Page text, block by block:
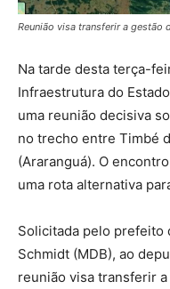
Reunião visa transferir a gestão
Na tarde desta terça-
Infraestrutura do
uma reunião decisiva
no trecho entre Timbé
(Araranguá). O
uma rota alternativa
Solicitada pelo prefeito
Schmidt (MDB), ao
reunião visa transferir